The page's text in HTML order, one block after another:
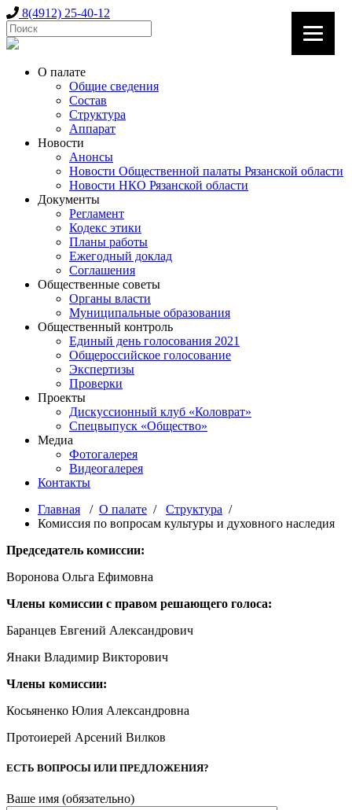
8(4912) 25-40-12
О палате
Общие сведения
Состав
Структура
Аппарат
Новости
Анонсы
Новости Общественной палаты Рязанской области
Новости НКО Рязанской области
Документы
Регламент
Кодекс этики
Планы работы
Ежегодный доклад
Соглашения
Общественные советы
Органы власти
Муниципальные образования
Общественный контроль
Единый день голосования 2021
Общероссийское голосование
Экспертизы
Проверки
Проекты
Дискуссионный клуб «Коловрат»
Спецвыпуск «Общество»
Медиа
Фотогалерея
Видеогалерея
Контакты
Главная / О палате / Структура /
Комиссия по вопросам культуры и духовного наследия
Председатель комиссии:
Воронова Ольга Ефимовна
Члены комиссии с правом решающего голоса:
Баранцев Евгений Александрович
Янаки Владимир Викторович
Члены комиссии:
Косьяненко Юлия Александровна
Протоиерей Арсений Вилков
ЕСТЬ ВОПРОСЫ ИЛИ ПРЕДЛОЖЕНИЯ?
Ваше имя (обязательно)